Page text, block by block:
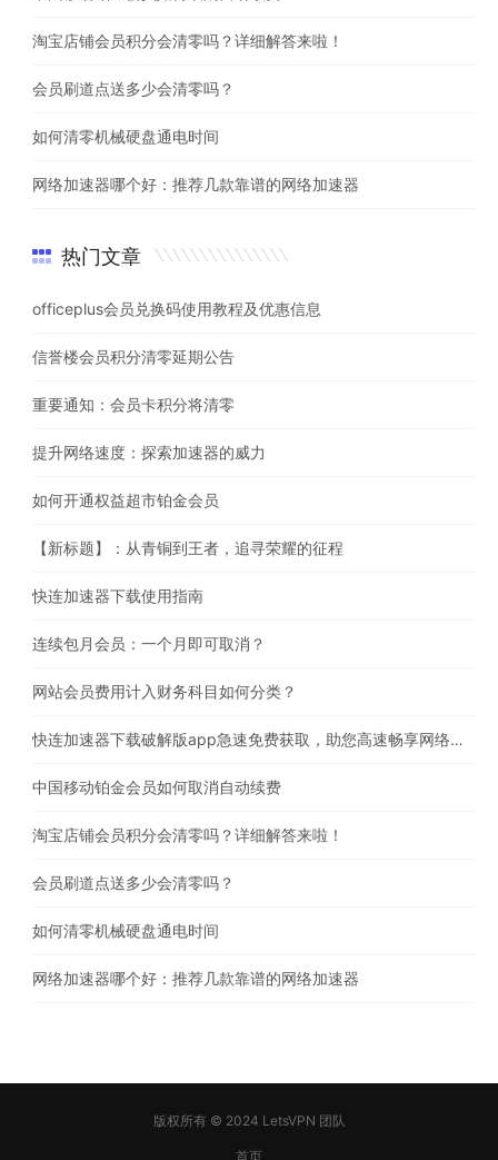
淘宝店铺会员积分会清零吗？详细解答来啦！
会员刷道点送多少会清零吗？
如何清零机械硬盘通电时间
网络加速器哪个好：推荐几款靠谱的网络加速器
热门文章
officeplus会员兑换码使用教程及优惠信息
信誉楼会员积分清零延期公告
重要通知：会员卡积分将清零
提升网络速度：探索加速器的威力
如何开通权益超市铂金会员
【新标题】：从青铜到王者，追寻荣耀的征程
快连加速器下载使用指南
连续包月会员：一个月即可取消？
网站会员费用计入财务科目如何分类？
快连加速器下载破解版app急速免费获取，助您高速畅享网络体验
中国移动铂金会员如何取消自动续费
淘宝店铺会员积分会清零吗？详细解答来啦！
会员刷道点送多少会清零吗？
如何清零机械硬盘通电时间
网络加速器哪个好：推荐几款靠谱的网络加速器
版权所有 © 2024 LetsVPN 团队
首页